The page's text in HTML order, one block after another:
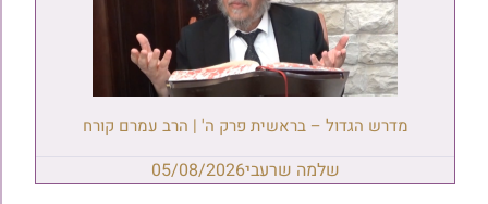
מדרש הגדול – בראשית פרק ה' | הרב עמרם קורח
שלמה שרעבי05/08/2026